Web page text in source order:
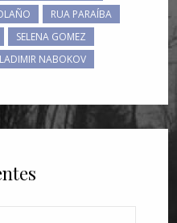
RUA PARAÍBA
SELENA GOMEZ
NABOKOV